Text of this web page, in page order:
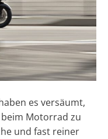
es versäumt,
Motorrad zu
und fast reiner